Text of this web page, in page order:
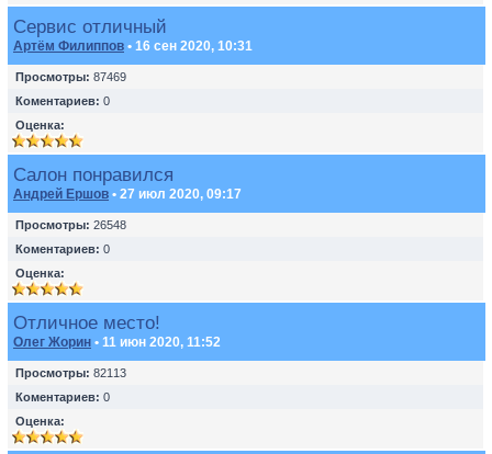
Сервис отличный
Артём Филиппов • 16 сен 2020, 10:31
Просмотры: 87469
Коментариев: 0
Оценка:
Салон понравился
Андрей Ершов • 27 июл 2020, 09:17
Просмотры: 26548
Коментариев: 0
Оценка:
Отличное место!
Олег Жорин • 11 июн 2020, 11:52
Просмотры: 82113
Коментариев: 0
Оценка: